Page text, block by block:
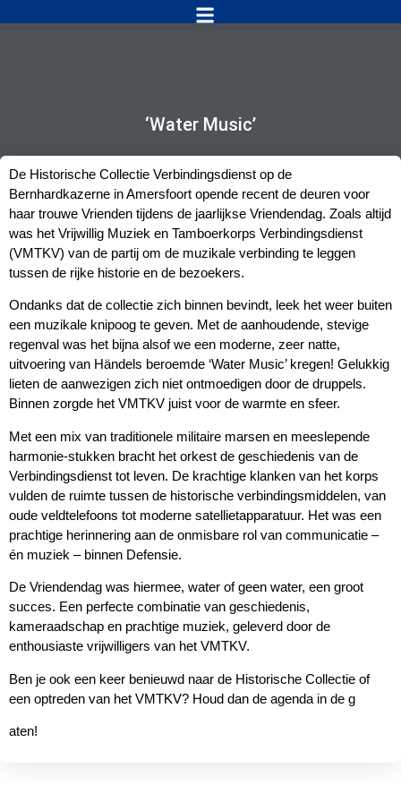
‘Water Music’
De Historische Collectie Verbindingsdienst op de
Bernhardkazerne in Amersfoort opende recent de deuren voor
haar trouwe Vrienden tijdens de jaarlijkse Vriendendag. Zoals altijd
was het Vrijwillig Muziek en Tamboerkorps Verbindingsdienst
(VMTKV) van de partij om de muzikale verbinding te leggen
tussen de rijke historie en de bezoekers.
Ondanks dat de collectie zich binnen bevindt, leek het weer buiten
een muzikale knipoog te geven. Met de aanhoudende, stevige
regenval was het bijna alsof we een moderne, zeer natte,
uitvoering van Händels beroemde ‘Water Music’ kregen! Gelukkig
lieten de aanwezigen zich niet ontmoedigen door de druppels.
Binnen zorgde het VMTKV juist voor de warmte en sfeer.
Met een mix van traditionele militaire marsen en meeslepende
harmonie-stukken bracht het orkest de geschiedenis van de
Verbindingsdienst tot leven. De krachtige klanken van het korps
vulden de ruimte tussen de historische verbindingsmiddelen, van
oude veldtelefoons tot moderne satellietapparatuur. Het was een
prachtige herinnering aan de onmisbare rol van communicatie –
én muziek – binnen Defensie.
De Vriendendag was hiermee, water of geen water, een groot
succes. Een perfecte combinatie van geschiedenis,
kameraadschap en prachtige muziek, geleverd door de
enthousiaste vrijwilligers van het VMTKV.
Ben je ook een keer benieuwd naar de Historische Collectie of
een optreden van het VMTKV? Houd dan de agenda in de g
aten!